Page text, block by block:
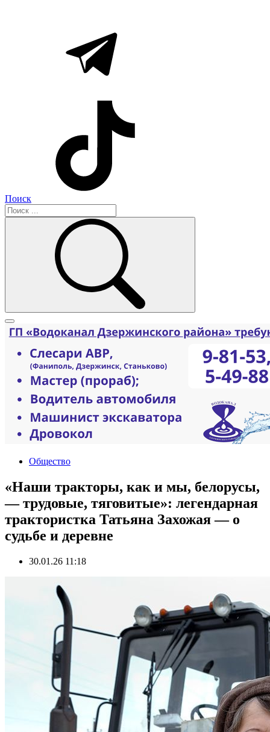
Поиск
Общество
«Наши тракторы, как и мы, белорусы,
— трудовые, тяговитые»: легендарная
трактористка Татьяна Захожая — о
судьбе и деревне
30.01.26 11:18